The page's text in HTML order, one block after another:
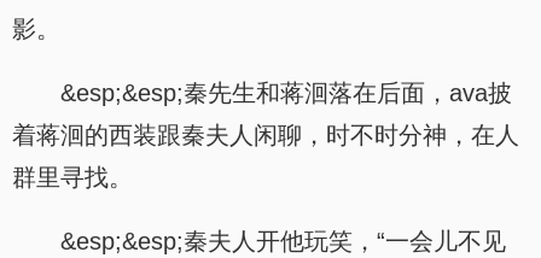
影。
&esp;&esp;秦先生和蒋洄落在后面，ava披
着蒋洄的西装跟秦夫人闲聊，时不时分神，在人
群里寻找。
&esp;&esp;秦夫人开他玩笑，“一会儿不见